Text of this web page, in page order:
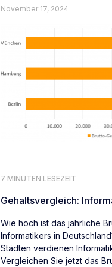
November 17, 2024
7 MINUTEN LESEZEIT
Gehaltsvergleich:
Wie hoch ist das jährliche
Informatikers in
Städten verdienen
Vergleichen Sie jetzt das